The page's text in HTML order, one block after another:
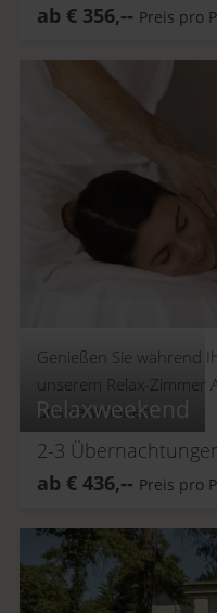
ab € 356,-- Preis pro
Relaxweekend
Genießen Sie während
unserem Relax-Zimmer
uns verwöhnen.
2-3
ab € 436,-- Preis pro